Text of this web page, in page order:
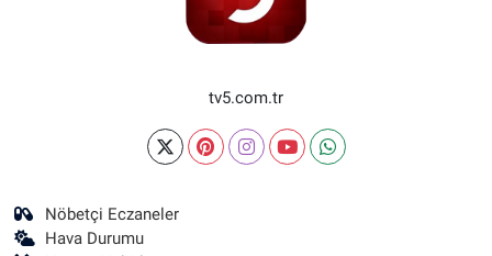
tv5.com.tr
Nöbetçi Eczaneler
Hava Durumu